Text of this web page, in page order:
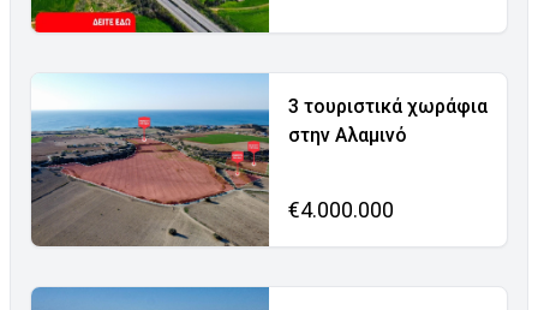
3 τουριστικά χωράφια
στην Αλαμινό
€4.000.000